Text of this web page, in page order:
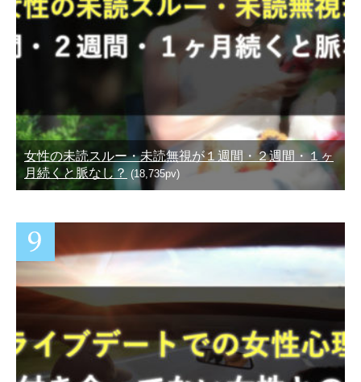
女性の未読スルー・未読無視が１週間・２週間・１ヶ
月続くと脈なし？ (18,735pv)